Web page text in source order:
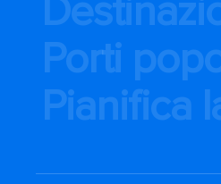
Porti
Pianifica